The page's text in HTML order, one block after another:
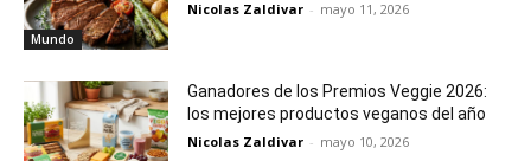
Mundo
Nicolas Zaldivar - mayo 11, 2026
Ganadores de los Premios Veggie 2026:
los mejores productos veganos del año
Nicolas Zaldivar - mayo 10, 2026